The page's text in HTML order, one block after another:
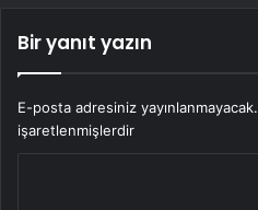
Bir yanıt yazın
E-posta adresiniz yayınlanmayacak.
işaretlenmişlerdir